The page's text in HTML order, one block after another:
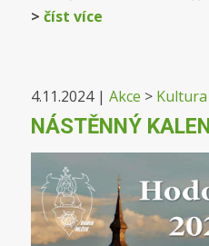
> číst více
4.11.2024| Akce > Kultura
NÁSTĚNNÝ